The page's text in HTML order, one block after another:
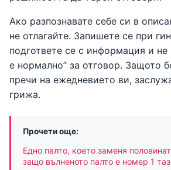
Ако разпознавате себе си в
не отлагайте. Запишете се при
подгответе се с информация и не
е нормално” за отговор. Защото
пречи на ежедневието ви,
грижа.
Прочети още:
Едно палто, което заменя
защо вълненото палто е номер 1